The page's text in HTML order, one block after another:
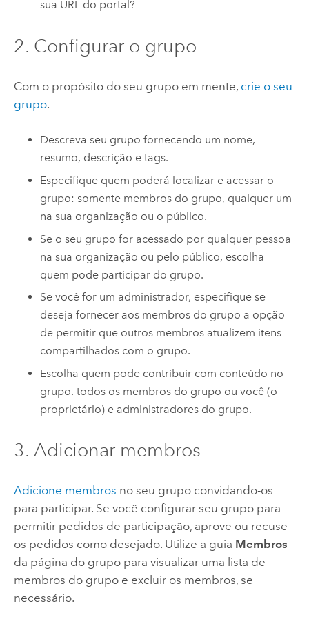
sua URL do portal?
2. Configurar o grupo
Com o propósito do seu grupo em mente, crie o seu
grupo.
Descreva seu grupo fornecendo um nome,
resumo, descrição e tags.
Especifique quem poderá localizar e acessar o
grupo: somente membros do grupo, qualquer um
na sua organização ou o público.
Se o seu grupo for acessado por qualquer pessoa
na sua organização ou pelo público, escolha
quem pode participar do grupo.
Se você for um administrador, especifique se
deseja fornecer aos membros do grupo a opção
de permitir que outros membros atualizem itens
compartilhados com o grupo.
Escolha quem pode contribuir com conteúdo no
grupo. todos os membros do grupo ou você (o
proprietário) e administradores do grupo.
3. Adicionar membros
Adicione membros no seu grupo convidando-os
para participar. Se você configurar seu grupo para
permitir pedidos de participação, aprove ou recuse
os pedidos como desejado. Utilize a guia Membros
da página do grupo para visualizar uma lista de
membros do grupo e excluir os membros, se
necessário.